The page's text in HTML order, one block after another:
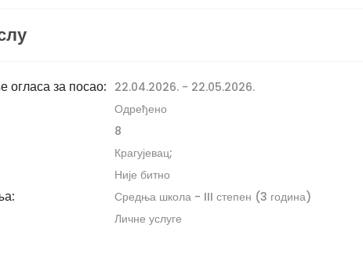
огласа за посао: 22.04.2026. - 22.05.2026.
Одређено
8
Крагујевац;
Није битно
Средња школа - III степен (3 година)
Личне услуге